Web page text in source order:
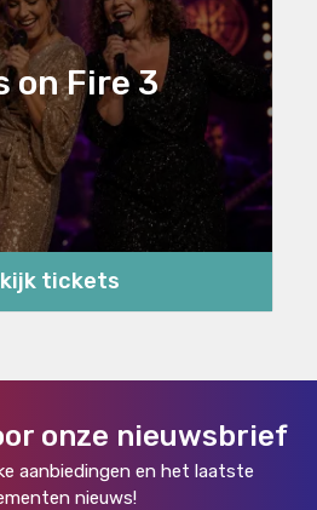
on Fire 3
tickets
onze nieuwsbrief
aanbiedingen en het laatste
nieuws!